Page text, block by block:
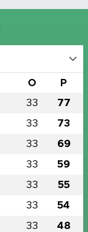
O P
33 77
33 73
33 69
33 59
33 55
33 54
33 48